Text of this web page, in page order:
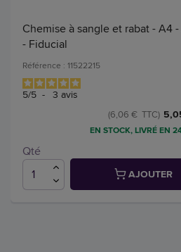
Chemise à sangle et rabat - A4
- Fiducial
Référence : 11522215
5/5 - 3 avis
(6,06 € TTC)
EN STOCK, LIVRÉ EN
Qté
AJOUTER